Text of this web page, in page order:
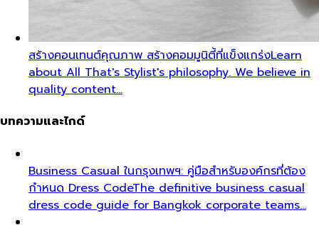
สร้างคอนเทนต์คุณภาพ สร้างคอมมูนิตี้ที่แข็งแกร่งLearn
about All That's Stylist's philosophy. We believe in
quality content…
บทความและไกด์
Business Casual ในกรุงเทพฯ: คู่มือสำหรับองค์กรที่ต้อง
กำหนด Dress CodeThe definitive business casual
dress code guide for Bangkok corporate teams…